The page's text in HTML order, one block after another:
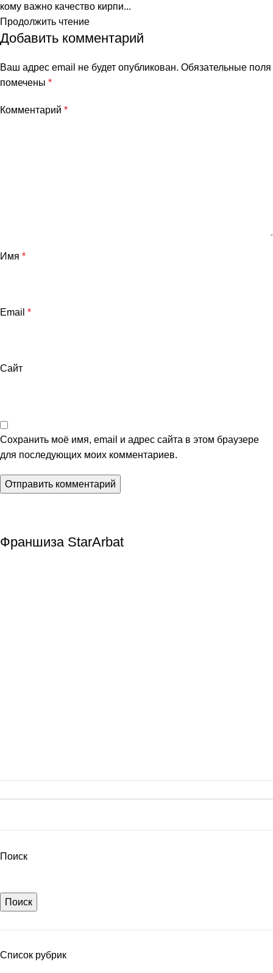
кому важно качество кирпи...
Продолжить чтение
Добавить комментарий
Ваш адрес email не будет опубликован. Обязательные поля
помечены *
Комментарий *
Имя *
Email *
Сайт
Сохранить моё имя, email и адрес сайта в этом браузере
для последующих моих комментариев.
Франшиза StarArbat
Поиск
Поиск
Список рубрик